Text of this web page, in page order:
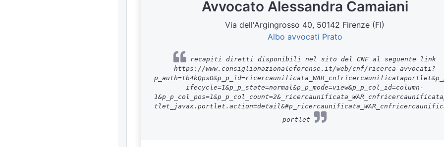
Avvocato Alessandra Camaiani
Via dell'Argingrosso 40, 50142 Firenze (FI)
Albo avvocati Prato
recapiti diretti disponibili nel sito del CNF al seguente link
https://www.consiglionazionaleforense.it/web/cnf/ricerca-avvocati?
ifecycle=1&p_p_state=normal&p_p_mode=view&p_p_col_id=column-
portlet